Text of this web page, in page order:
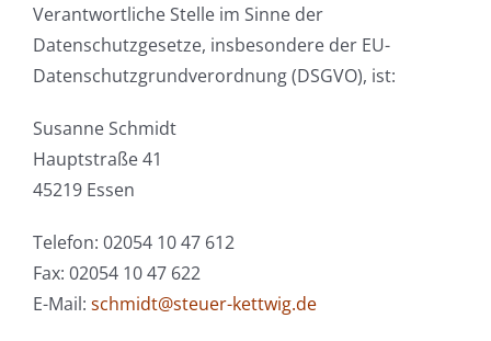
Verantwortliche Stelle im Sinne der
Datenschutzgesetze, insbesondere der EU-
Datenschutzgrundverordnung (DSGVO), ist:
Susanne Schmidt
Hauptstraße 41
45219 Essen
Telefon: 02054 10 47 612
Fax: 02054 10 47 622
E-Mail: schmidt@steuer-kettwig.de